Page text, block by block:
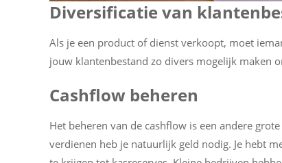
Diversificatie van
Als je een product of dienst verkoopt, moet
jouw klantenbestand zo divers mogelijk maken
Cashflow beheren
Het beheren van de cashflow is een andere
verdienen heb je natuurlijk geld nodig. Je hebt